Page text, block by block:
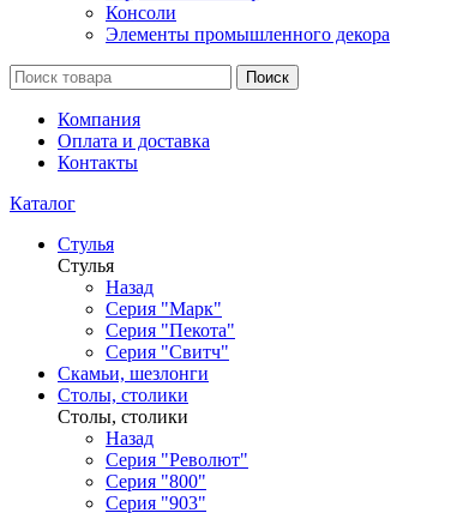
Консоли
Элементы промышленного декора
Поиск
Компания
Оплата и доставка
Контакты
Каталог
Стулья
Стулья
Назад
Серия "Марк"
Серия "Пекота"
Серия "Свитч"
Скамьи, шезлонги
Столы, столики
Столы, столики
Назад
Серия "Револют"
Серия "800"
Серия "903"